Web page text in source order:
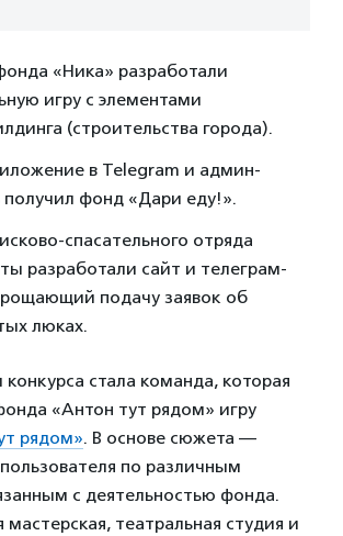
«Ника» разработали
игру с элементами
(строительства города).
в Telegram и админ-
получил фонд «Дари еду!».
спасательного отряда
разработали сайт и телеграм-
подачу заявок об
люках.
стала команда, которая
«Антон тут рядом» игру
рядом». В основе сюжета —
по различным
с деятельностью фонда.
мастерская, театральная студия и